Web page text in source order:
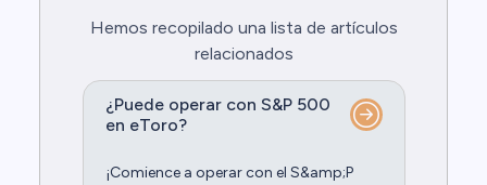
Hemos recopilado una lista de artículos
relacionados
¿Puede operar con S&P 500
en eToro?
¡Comience a operar con el S&amp;P